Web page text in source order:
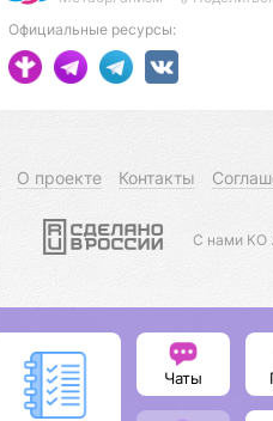
Официальные ресурсы:
О проекте Контакты
С нами
Чаты